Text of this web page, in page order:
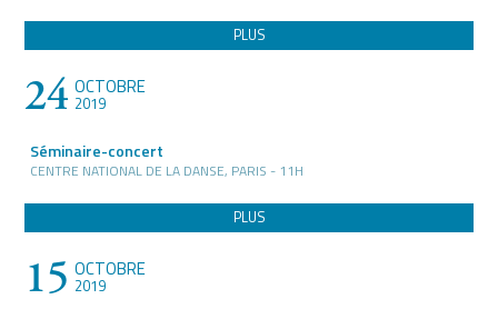
PLUS
24 OCTOBRE
2019
Séminaire-concert
CENTRE NATIONAL DE LA DANSE, PARIS - 11H
PLUS
15 OCTOBRE
2019